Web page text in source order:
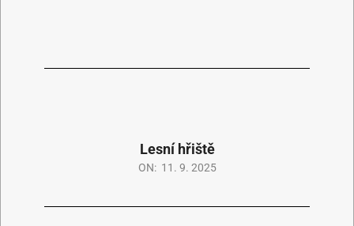
Lesní hřiště
ON: 11. 9. 2025